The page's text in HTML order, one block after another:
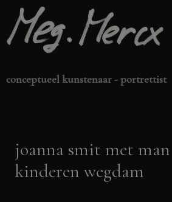
naar
de
conceptueel kunstenaar - portrettist
joanna smit met
kinderen wegdam